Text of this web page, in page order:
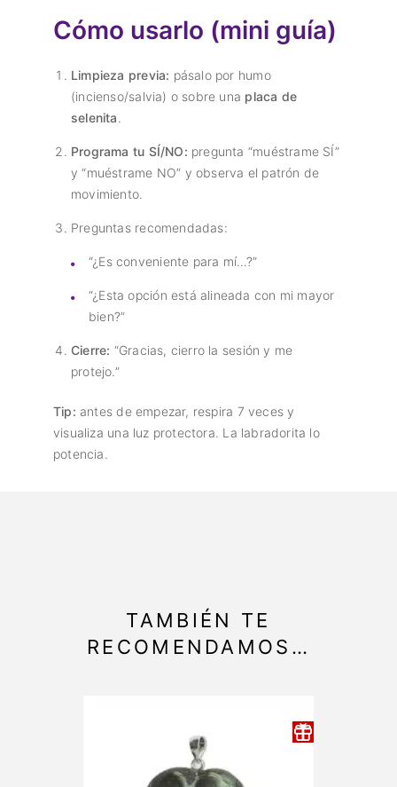
Cómo usarlo (mini guía)
Limpieza previa: pásalo por humo
(incienso/salvia) o sobre una placa de
selenita.
Programa tu SÍ/NO: pregunta “muéstrame SÍ”
y “muéstrame NO” y observa el patrón de
movimiento.
Preguntas recomendadas:
“¿Es conveniente para mí…?”
“¿Esta opción está alineada con mi mayor
bien?”
Cierre: “Gracias, cierro la sesión y me
protejo.”
Tip: antes de empezar, respira 7 veces y
visualiza una luz protectora. La labradorita lo
potencia.
TAMBIÉN TE
RECOMENDAMOS…